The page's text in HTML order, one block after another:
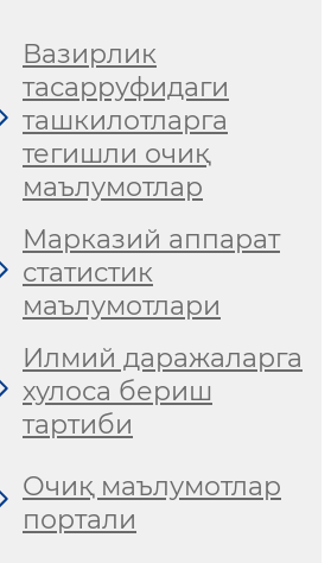
Вазирлик
тасарруфидаги
ташкилотларга
тегишли очиқ
маълумотлар
Марказий аппарат
статистик
маълумотлари
Илмий даражаларга
хулоса бериш
тартиби
Очиқ маълумотлар
портали